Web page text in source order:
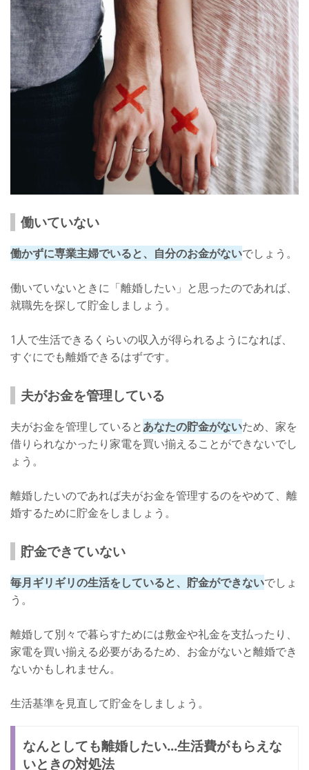
働いていない
働かずに専業主婦でいると、自分のお金がないでしょう。
働いていないときに「離婚したい」と思ったのであれば、
就職先を探して貯金しましょう。
1人で生活できるくらいの収入が得られるようになれば、
すぐにでも離婚できるはずです。
夫がお金を管理している
夫がお金を管理しているとあなたの貯金がないため、家を
借りられなかったり家電を買い揃えることができないでし
ょう。
離婚したいのであれば夫がお金を管理するのをやめて、離
婚するために貯金をしましょう。
貯金できていない
毎月ギリギリの生活をしていると、貯金ができないでしょ
う。
離婚して別々で暮らすためには敷金や礼金を支払ったり、
家電を買い揃える必要があるため、お金がないと離婚でき
ないかもしれません。
生活基準を見直して貯金をしましょう。
なんとしても離婚したい...生活費がもらえな
いときの対処法